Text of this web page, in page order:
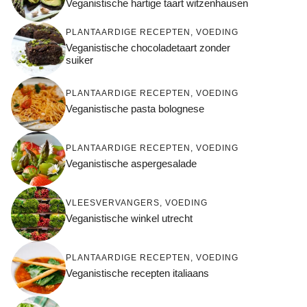
Veganistische hartige taart witzenhausen
PLANTAARDIGE RECEPTEN , VOEDING
Veganistische chocoladetaart zonder
suiker
PLANTAARDIGE RECEPTEN , VOEDING
Veganistische pasta bolognese
PLANTAARDIGE RECEPTEN , VOEDING
Veganistische aspergesalade
VLEESVERVANGERS, VOEDING
Veganistische winkel utrecht
PLANTAARDIGE RECEPTEN , VOEDING
Veganistische recepten italiaans